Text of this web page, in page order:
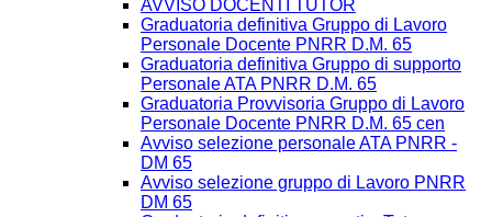
AVVISO DOCENTI TUTOR
Graduatoria definitiva Gruppo di Lavoro
Personale Docente PNRR D.M. 65
Graduatoria definitiva Gruppo di supporto
Personale ATA PNRR D.M. 65
Graduatoria Provvisoria Gruppo di Lavoro
Personale Docente PNRR D.M. 65 cen
Avviso selezione personale ATA PNRR -
DM 65
Avviso selezione gruppo di Lavoro PNRR
DM 65